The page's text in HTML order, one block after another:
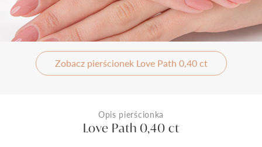
Zobacz pierścionek Love Path 0,40 ct
Opis pierścionka
Love Path 0,40 ct